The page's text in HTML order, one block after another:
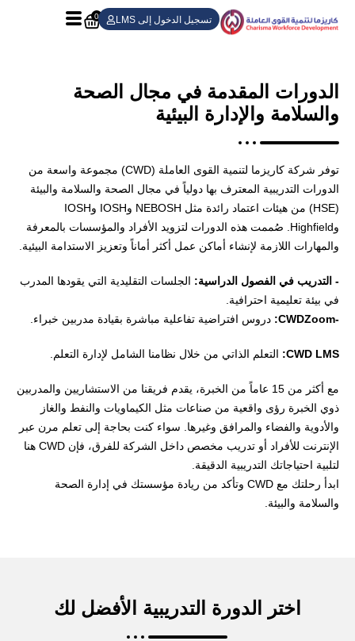
0 تسجيل الدخول إلى LMS
الدورات المقدمة في مجال الصحة
والسلامة والإدارة البيئية
توفر شركة كاريزما لتنمية القوى العاملة (CWD) مجموعة واسعة من
الدورات التدريبية المعترف بها دولياً في مجال الصحة والسلامة والبيئة
(HSE) من هيئات اعتماد رائدة مثل NEBOSH وIOSH وIOSH
وHighfield. صُممت هذه الدورات لتزويد الأفراد والمؤسسات بالمعرفة
والمهارات اللازمة لإنشاء أماكن عمل أكثر أماناً وتعزيز الاستدامة البيئية.
- التدريب في الفصول الدراسية: الجلسات التقليدية التي يقودها المدرب
في بيئة تعليمية احترافية.
-
CWDZoom: دروس افتراضية تفاعلية مباشرة بقيادة مدربين خبراء.
CWD LMS: التعلم الذاتي من خلال نظامنا الشامل لإدارة التعلم.
مع أكثر من 15 عاماً من الخبرة، يقدم فريقنا من الاستشاريين والمدربين
ذوي الخبرة رؤى واقعية من صناعات مثل الكيماويات والنفط والغاز
والأدوية والفضاء والمرافق وغيرها. سواء كنت بحاجة إلى تعلم مرن عبر
الإنترنت للأفراد أو تدريب مخصص داخل الشركة للفرق، فإن CWD هنا
لتلبية احتياجاتك التدريبية الدقيقة.
ابدأ رحلتك مع CWD وتأكد من ريادة مؤسستك في إدارة الصحة
والسلامة والبيئة.
اختر الدورة التدريبية الأفضل لك